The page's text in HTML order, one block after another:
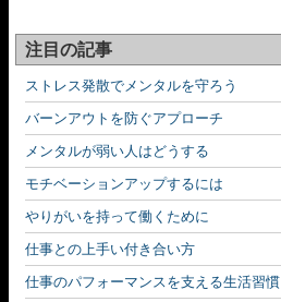
注目の記事
ストレス発散でメンタルを守ろう
バーンアウトを防ぐアプローチ
メンタルが弱い人はどうする
モチベーションアップするには
やりがいを持って働くために
仕事との上手い付き合い方
仕事のパフォーマンスを支える生活習慣